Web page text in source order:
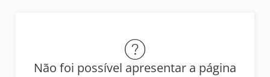
Não foi possível apresentar a página